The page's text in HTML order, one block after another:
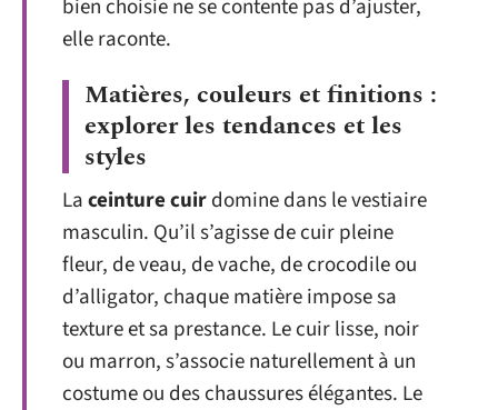
bien choisie ne se contente pas d’ajuster,
elle raconte.
Matières, couleurs et finitions :
explorer les tendances et les
styles
Laceinture cuirdomine dans le vestiaire
masculin. Qu’il s’agisse de cuir pleine
fleur, de veau, de vache, de crocodile ou
d’alligator, chaque matière impose sa
texture et sa prestance. Le cuir lisse, noir
ou marron, s’associe naturellement à un
costume ou des chaussures élégantes. Le